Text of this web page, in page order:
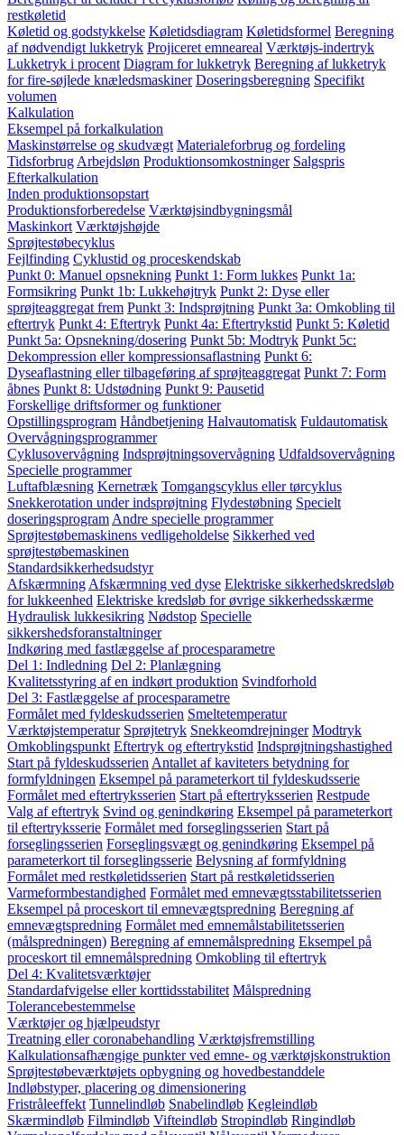
restkøletid
Køletid og godstykkelse Køletidsdiagram Køletidsformel Beregning
af nødvendigt lukketryk Projiceret emneareal Værktøjs-indertryk
Lukketryk i procent Diagram for lukketryk Beregning af lukketryk
for fire-søjlede knæledsmaskiner Doseringsberegning Specifikt
volumen
Kalkulation
Eksempel på forkalkulation
Maskinstørrelse og skudvægt Materialeforbrug og fordeling
Tidsforbrug Arbejdsløn Produktionsomkostninger Salgspris
Efterkalkulation
Inden produktionsopstart
Produktionsforberedelse Værktøjsindbygningsmål
Maskinkort Værktøjshøjde
Sprøjtestøbecyklus
Fejlfinding Cyklustid og proceskendskab
Punkt 0: Manuel opsnekning Punkt 1: Form lukkes Punkt 1a:
Formsikring Punkt 1b: Lukkehøjtryk Punkt 2: Dyse eller
sprøjteaggregat frem Punkt 3: Indsprøjtning Punkt 3a: Omkobling til
eftertryk Punkt 4: Eftertryk Punkt 4a: Eftertrykstid Punkt 5: Køletid
Punkt 5a: Opsnekning/dosering Punkt 5b: Modtryk Punkt 5c:
Dekompression eller kompressionsaflastning Punkt 6:
Dyseaflastning eller tilbageføring af sprøjteaggregat Punkt 7: Form
åbnes Punkt 8: Udstødning Punkt 9: Pausetid
Forskellige driftsformer og funktioner
Opstillingsprogram Håndbetjening Halvautomatisk Fuldautomatisk
Overvågningsprogrammer
Cyklusovervågning Indsprøjtningsovervågning Udfaldsovervågning
Specielle programmer
Luftafblæsning Kernetræk Tomgangscyklus eller tørcyklus
Snekkerotation under indsprøjtning Flydestøbning Specielt
doseringsprogram Andre specielle programmer
Sprøjtestøbemaskinens vedligeholdelse Sikkerhed ved
sprøjtestøbemaskinen
Standardsikkerhedsudstyr
Afskærmning Afskærmning ved dyse Elektriske sikkerhedskredsløb
for lukkeenhed Elektriske kredsløb for øvrige sikkerhedsskærme
Hydraulisk lukkesikring Nødstop Specielle
sikkershedsforanstaltninger
Indkøring med fastlæggelse af procesparametre
Del 1: Indledning Del 2: Planlægning
Kvalitetsstyring af en indkørt produktion Svindforhold
Del 3: Fastlæggelse af procesparametre
Formålet med fyldeskudsserien Smeltetemperatur
Værktøjstemperatur Sprøjtetryk Snekkeomdrejninger Modtryk
Omkoblingspunkt Eftertryk og eftertrykstid Indsprøjtningshastighed
Start på fyldeskudsserien Antallet af kaviteters betydning for
formfyldningen Eksempel på parameterkort til fyldeskudsserie
Formålet med eftertryksserien Start på eftertryksserien Restpude
Valg af eftertryk Svind og genindkøring Eksempel på parameterkort
til eftertryksserie Formålet med forseglingsserien Start på
forseglingsserien Forseglingsvægt og genindkøring Eksempel på
parameterkort til forseglingsserie Belysning af formfyldning
Formålet med restkøletidsserien Start på restkøletidsserien
Varmeformbestandighed Formålet med emnevægtsstabilitetsserien
Eksempel på proceskort til emnevægtspredning Beregning af
emnevægtspredning Formålet med emnemålstabilitetsserien
(målspredningen) Beregning af emnemålspredning Eksempel på
proceskort til emnemålspredning Omkobling til eftertryk
Del 4: Kvalitetsværktøjer
Standardafvigelse eller korttidsstabilitet Målspredning
Tolerancebestemmelse
Værktøjer og hjælpeudstyr
Treatning eller coronabehandling Værktøjsfremstilling
Kalkulationsafhængige punkter ved emne- og værktøjskonstruktion
Sprøjtestøbeværktøjets opbygning og hovedbestanddele
Indløbstyper, placering og dimensionering
Fristråleeffekt Tunnelindløb Snabelindløb Kegleindløb
Skærmindløb Filmindløb Vifteindløb Stropindløb Ringindløb